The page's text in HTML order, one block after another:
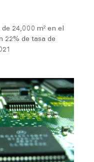
24,000 m² en el
22% de tasa de